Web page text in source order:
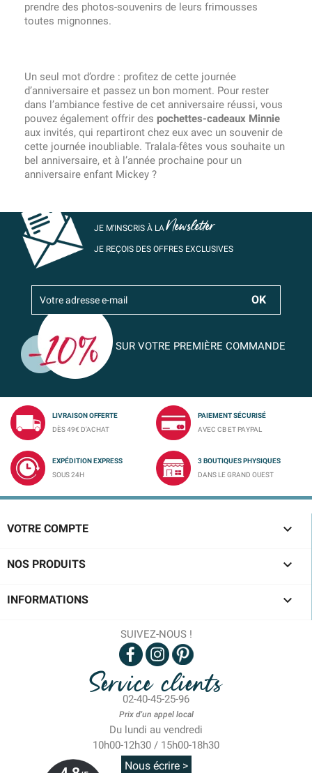
prendre des photos-souvenirs de leurs frimousses
toutes mignonnes.
Un seul mot d’ordre : profitez de cette journée
d’anniversaire et passez un bon moment. Pour rester
dans l’ambiance festive de cet anniversaire réussi, vous
pouvez également offrir des pochettes-cadeaux Minnie
aux invités, qui repartiront chez eux avec un souvenir de
cette journée inoubliable. Tralala-fêtes vous souhaite un
bel anniversaire, et à l’année prochaine pour un
anniversaire enfant Mickey ?
JE M’INSCRIS À LANewsletter
JE REÇOIS DES OFFRES EXCLUSIVES
SUR VOTRE PREMIÈRE COMMANDE
LIVRAISON OFFERTE
DÈS 49€ D'ACHAT
PAIEMENT SÉCURISÉ
AVEC CB ET PAYPAL
EXPÉDITION EXPRESS
SOUS 24H
3 BOUTIQUES PHYSIQUES
DANS LE GRAND OUEST
VOTRE COMPTE 
NOS PRODUITS 
INFORMATIONS 
SUIVEZ-NOUS !
Service clients
02-40-45-25-96
Prix d'un appel local
Du lundi au vendredi
10h00-12h30 / 15h00-18h30
Nous écrire >